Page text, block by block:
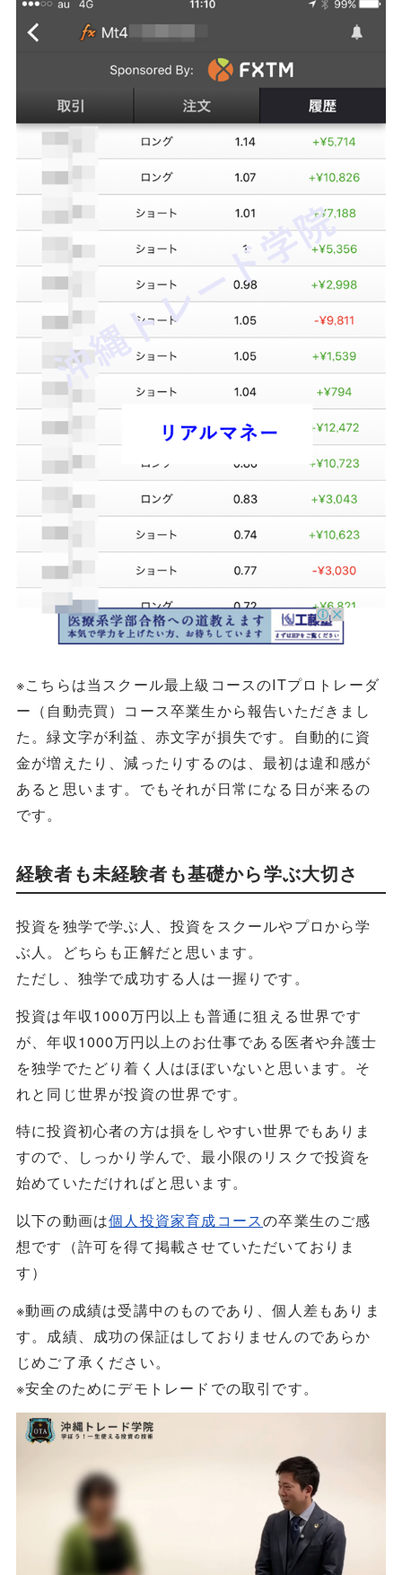
※こちらは当スクール最上級コースのITプロトレーダ
ー（自動売買）コース卒業生から報告いただきまし
た。緑文字が利益、赤文字が損失です。自動的に資
金が増えたり、減ったりするのは、最初は違和感が
あると思います。でもそれが日常になる日が来るの
です。
経験者も未経験者も基礎から学ぶ大切さ
投資を独学で学ぶ人、投資をスクールやプロから学
ぶ人。どちらも正解だと思います。
ただし、独学で成功する人は一握りです。
投資は年収1000万円以上も普通に狙える世界です
が、年収1000万円以上のお仕事である医者や弁護士
を独学でたどり着く人はほぼいないと思います。そ
れと同じ世界が投資の世界です。
特に投資初心者の方は損をしやすい世界でもありま
すので、しっかり学んで、最小限のリスクで投資を
始めていただければと思います。
以下の動画は個人投資家育成コースの卒業生のご感
想です（許可を得て掲載させていただいておりま
す）
※動画の成績は受講中のものであり、個人差もありま
す。成績、成功の保証はしておりませんのであらか
じめご了承ください。
※安全のためにデモトレードでの取引です。